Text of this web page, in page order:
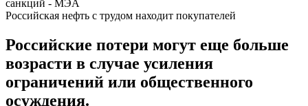
Российская нефть с трудом находит покупателей
Российские потери могут еще больше
возрасти в случае усиления
ограничений или общественного
осуждения.